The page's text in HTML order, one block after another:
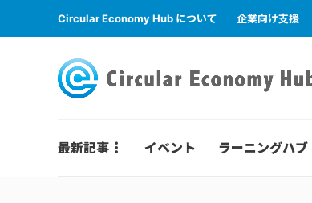
Circular Economy Hub について 企業向け支援
最新記事 イベント ラーニングハブ